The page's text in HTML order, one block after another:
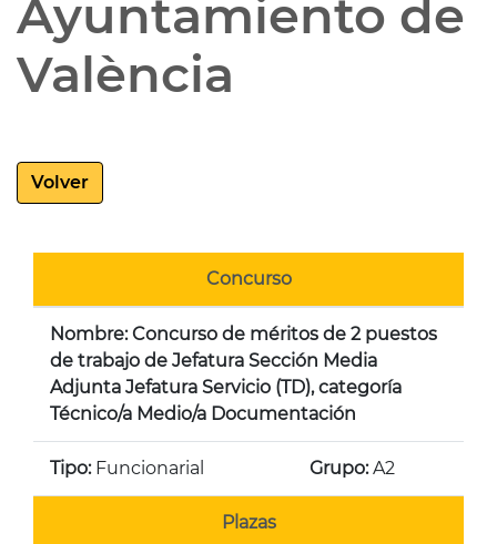
Ayuntamiento de
València
Volver
Concurso
Nombre: Concurso de méritos de 2 puestos
de trabajo de Jefatura Sección Media
Adjunta Jefatura Servicio (TD), categoría
Técnico/a Medio/a Documentación
Tipo:Funcionarial Grupo:A2
Plazas